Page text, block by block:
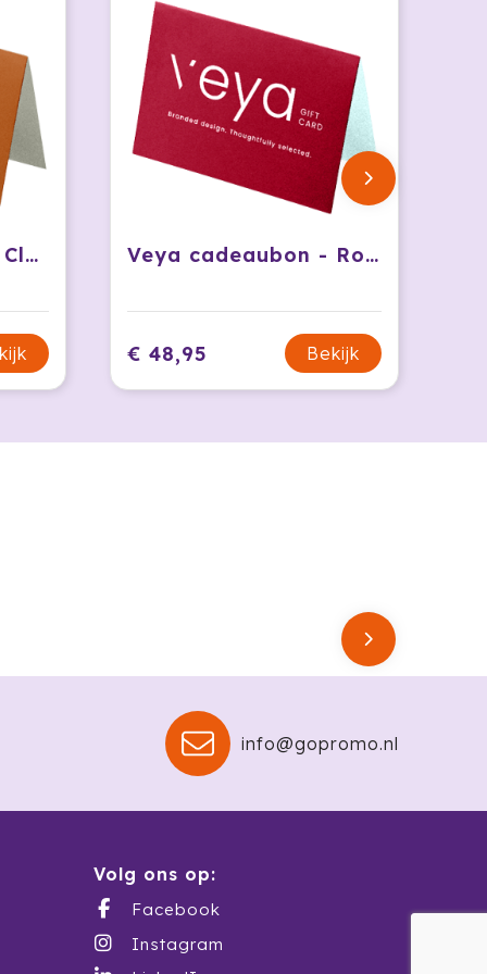
Veya cadeaubon - Classic Veya cadeaubon - Royal
€ 48,95 Bekijk
info@gopromo.nl
Volg ons op:
Facebook
Instagram